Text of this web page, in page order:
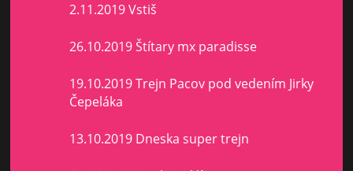
2.11.2019 Vstiš
26.10.2019 Štítary mx paradisse
19.10.2019 Trejn Pacov pod vedením Jirky
Čepeláka
13.10.2019 Dneska super trejn